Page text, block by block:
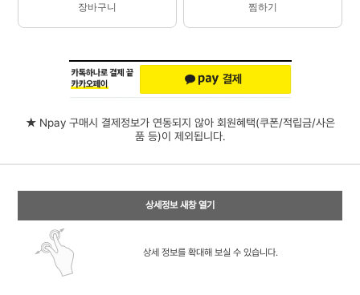
장바구니 찜하기
★ Npay 구매시 결제정보가 연동되지 않아 회원혜택(쿠폰/적립금/사은
품 등)이 제외됩니다.
상세정보 새창 열기
상세 정보를 확대해 보실 수 있습니다.